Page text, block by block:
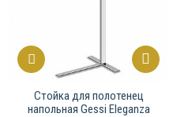
Стойка для полотенец
напольная Gessi Eleganza